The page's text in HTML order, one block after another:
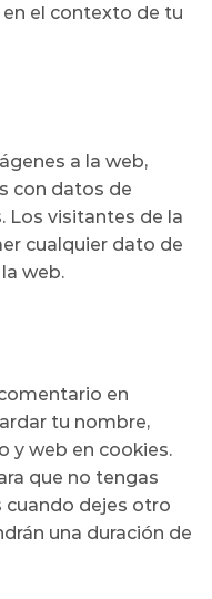
el contexto de tu
a la web,
con datos de
Los visitantes de la
cualquier dato de
web.
en
tu nombre,
y web en cookies.
que no tengas
cuando dejes otro
una duración de